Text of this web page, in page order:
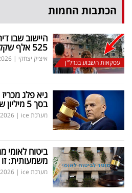
הכתבות החמות
עסקאות השבוע בנדל"ן
היישוב שבו
525 אלף שקל
איציק יצחקי |
גיא פלג
בסך 5 מיליון שקל
מערכת ice |
ביטוח לאומי
משמעותית:
מערכת ice |